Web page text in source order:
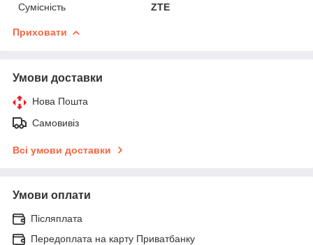
Сумісність
ZTE
Приховати
Умови доставки
Нова Пошта
Самовивіз
Всі умови доставки
Умови оплати
Післяплата
Передоплата на карту Приватбанку